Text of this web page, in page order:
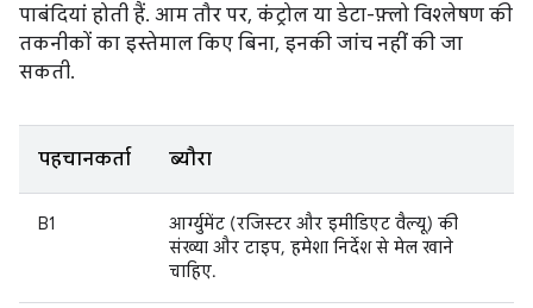
पाबंदियां होती हैं. आम तौर पर, कंट्रोल या डेटा-फ़्लो विश्लेषण की
तकनीकों का इस्तेमाल किए बिना, इनकी जांच नहीं की जा
सकती.
पहचानकर्ता ब्यौरा
B1
आर्ग्युमेंट (रजिस्टर और इमीडिएट वैल्यू) की
संख्या और टाइप, हमेशा निर्देश से मेल खाने
चाहिए.